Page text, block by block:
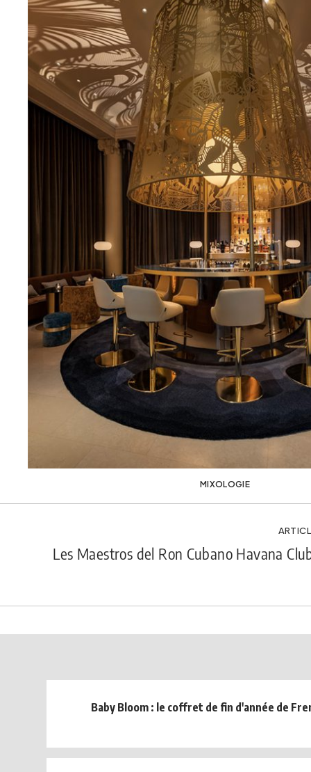
MIXOLOGIE
Les Maestros del Ron Cubano Havana
Baby Bloom : le coffret de fin d'année de